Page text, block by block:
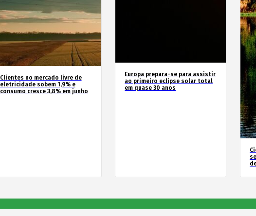
Clientes no mercado livre de
eletricidade sobem 1,9% e
consumo cresce 3,8% em junho
Europa prepara-se para assistir
ao primeiro eclipse solar total
em quase 30 anos